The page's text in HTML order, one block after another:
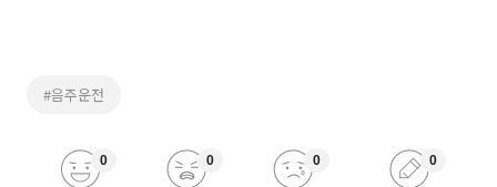
#음주운전
0 0 0 0